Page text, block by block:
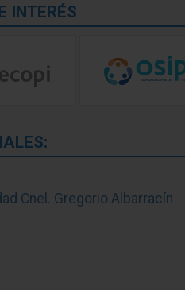
INTERÉS
Cnel. Gregorio Albarracín